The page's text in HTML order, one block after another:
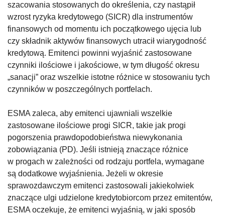
szacowania stosowanych do określenia, czy nastąpił
wzrost ryzyka kredytowego (SICR) dla instrumentów
finansowych od momentu ich początkowego ujęcia lub
czy składnik aktywów finansowych utracił wiarygodność
kredytową. Emitenci powinni wyjaśnić zastosowane
czynniki ilościowe i jakościowe, w tym długość okresu
„sanacji” oraz wszelkie istotne różnice w stosowaniu tych
czynników w poszczególnych portfelach.
ESMA zaleca, aby emitenci ujawniali wszelkie
zastosowane ilościowe progi SICR, takie jak progi
pogorszenia prawdopodobieństwa niewykonania
zobowiązania (PD). Jeśli istnieją znaczące różnice
w progach w zależności od rodzaju portfela, wymagane
są dodatkowe wyjaśnienia. Jeżeli w okresie
sprawozdawczym emitenci zastosowali jakiekolwiek
znaczące ulgi udzielone kredytobiorcom przez emitentów,
ESMA oczekuje, że emitenci wyjaśnią, w jaki sposób